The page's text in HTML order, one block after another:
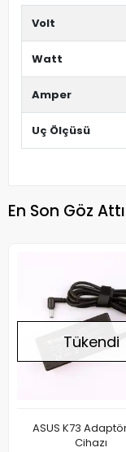
Volt
Watt
Amper
Uç Ölçüsü
En Son Göz
Tükendi
ASUS K73
Cihazı